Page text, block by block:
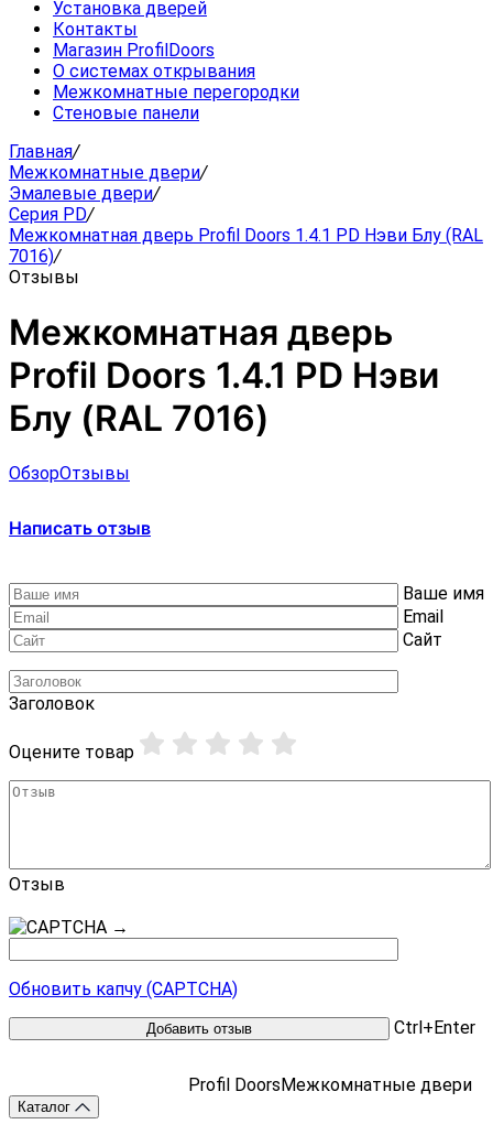
Установка дверей
Контакты
Магазин ProfilDoors
О системах открывания
Межкомнатные перегородки
Стеновые панели
Главная/
Межкомнатные двери/
Эмалевые двери/
Серия PD/
Межкомнатная дверь Profil Doors 1.4.1 PD Нэви Блу (RAL
7016)/
Отзывы
Межкомнатная дверь
Profil Doors 1.4.1 PD Нэви
Блу (RAL 7016)
ОбзорОтзывы
Написать отзыв
Ваше имя
Email
Сайт
Заголовок
Оцените товар
Отзыв
→
Обновить капчу (CAPTCHA)
Ctrl+Enter
Profil Doors Межкомнатные двери
Каталог